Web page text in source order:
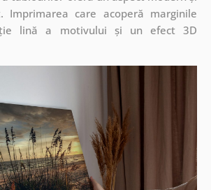
Imprimarea care acoperă marginile
lină a motivului și un efect 3D